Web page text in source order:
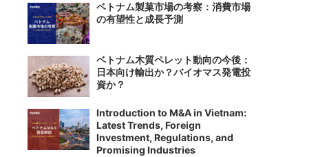
ベトナム製菓市場の考察：消費市場
の有望性と成長予測
ベトナム木質ペレット動向の今後：
日本向け輸出か？バイオマス発電投
資か？
Introduction to M&A in Vietnam:
Latest Trends, Foreign
Investment, Regulations, and
Promising Industries